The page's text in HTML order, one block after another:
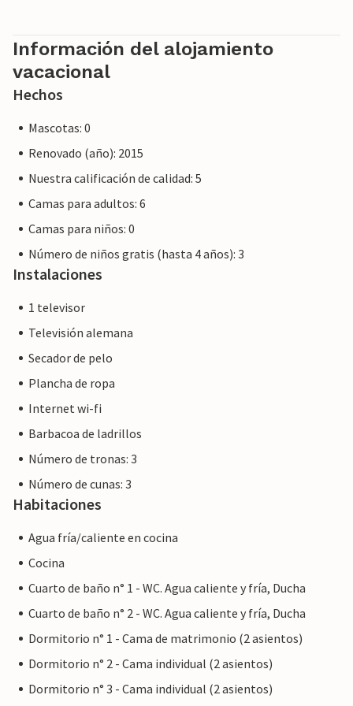
UE en materia de consumo. Sin embargo, puede estar
seguro de que le proporcionaremos el mismo nivel de
servicio al cliente y su estancia no será diferente a reservar
alojamiento con un propietario profesional.
Información del alojamiento
vacacional
Hechos
Mascotas: 0
Renovado (año): 2015
Nuestra calificación de calidad: 5
Camas para adultos: 6
Camas para niños: 0
Número de niños gratis (hasta 4 años): 3
Instalaciones
1 televisor
Televisión alemana
Secador de pelo
Plancha de ropa
Internet wi-fi
Barbacoa de ladrillos
Número de tronas: 3
Número de cunas: 3
Habitaciones
Agua fría/caliente en cocina
Cocina
Cuarto de baño n° 1 - WC. Agua caliente y fría, Ducha
Cuarto de baño n° 2 - WC. Agua caliente y fría, Ducha
Dormitorio n° 1 - Cama de matrimonio (2 asientos)
Dormitorio n° 2 - Cama individual (2 asientos)
Dormitorio n° 3 - Cama individual (2 asientos)